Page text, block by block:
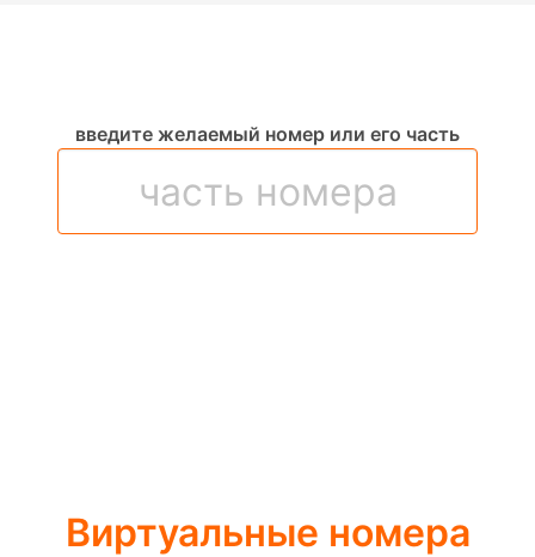
введите желаемый номер или его часть
Виртуальные номера